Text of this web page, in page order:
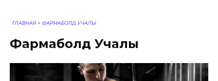
ГЛАВНАЯ > ФАРМАБОЛД УЧАЛЫ
Фармаболд Учалы